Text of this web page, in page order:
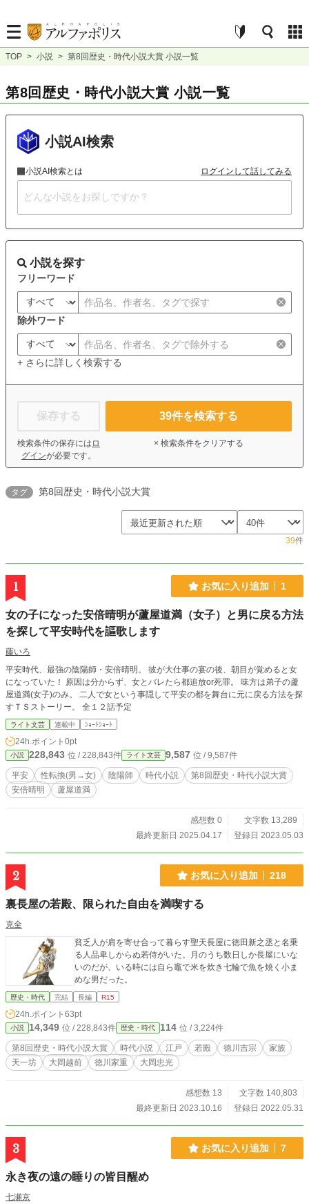
TOP > 小説 > 第8回歴史・時代小説大賞 小説一覧
第8回歴史・時代小説大賞 小説一覧
小説AI検索
小説AI検索とは ログインして話してみる
小説を探す
フリーワード
除外ワード
+ さらに詳しく検索する
保存する
検索条件の保存には ロ
グインが必要です。
39件を検索する
× 検索条件をクリアする
タグ 第8回歴史・時代小説大賞
39件
1 お気に入り追加 1
女の子になった安倍晴明が蘆屋道満（女子）と男に戻る方法
を探して平安時代を謳歌します
藤いろ
平安時代、最強の陰陽師・安倍晴明。 彼が大仕事の宴の後、朝目が覚めると女
になっていた！ 原因は分からず、女とバレたら都追放or死罪。 味方は弟子の蘆
屋道満(女子)のみ。 二人で女という事隠して平安の都を舞台に元に戻る方法を探
すＴＳストーリー。 全１２話予定
ライト文芸 連載中 ｼｮｰﾄｼｮｰﾄ
24h.ポイント 0pt
小説 228,843 位 / 228,843件 ライト文芸 9,587 位 / 9,587件
平安 性転換(男→女) 陰陽師 時代小説
第8回歴史・時代小説大賞
安倍晴明
蘆屋道満
感想数 0
文字数 13,289
最終更新日 2025.04.17
登録日 2023.05.03
2 お気に入り追加 218
裏長屋の若殿、限られた自由を満喫する
克全
貧乏人が肩を寄せ合って暮らす聖天長屋に徳田新之丞と名乗
る人品卑しからぬ若侍がいた。月のうち数日しか長屋にいな
いのだが、いる時には自ら竈で米を炊き七輪で魚を焼く小ま
めな男だった。
歴史・時代 完結 長編 R15
24h.ポイント 63pt
小説 14,349 位 / 228,843件 歴史・時代 114 位 / 3,224件
第8回歴史・時代小説大賞 時代小説 江戸 若殿 徳川吉宗
家族
天一坊
大岡越前 徳川家重 大岡忠光
感想数 13
文字数 140,803
最終更新日 2023.10.16
登録日 2022.05.31
3 お気に入り追加 7
永き夜の遠の睡りの皆目醒め
七瀬京